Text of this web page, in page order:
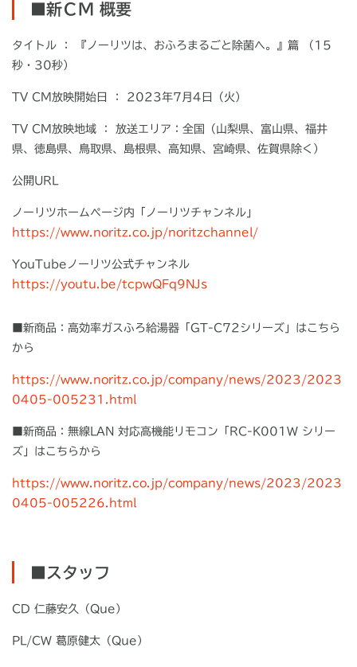
■新ＣＭ 概要
タイトル
： 『ノーリツは、おふろまるごと除菌へ。』篇 （15
秒・30秒）
TV CM 放映開始日 ： 2023年7月4日（火）
TV CM 放映地域 ： 放送エリア：全国（山梨県、富山県、福井
県、徳島県、 鳥取県、島根県、高知県、宮崎県、佐賀県除く）
公開 URL
ノーリツホームページ内「ノーリツチャンネル」
https://www.noritz.co.jp/noritzchannel/
YouTubeノーリツ公式チャンネル
https://youtu.be/tcpwQFq9NJs
■新商品：高効率ガスふろ給湯器「 GT-C72 シリーズ」はこちら
から
https://www.noritz.co.jp/company/news/2023/2023
0405-005231.html
■新商品：無線LAN 対応高機能リモコン「RC-K001W シリー
ズ」はこちらから
https://www.noritz.co.jp/company/news/2023/2023
0405-005226.html
■スタッフ
CD 仁藤安久（Que ）
PL/CW 葛原健太（Que ）